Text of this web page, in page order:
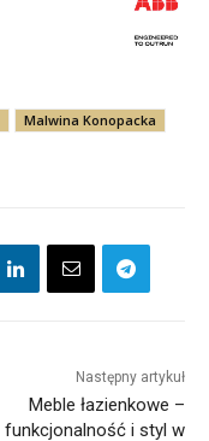
Malwina Konopacka
Następny artykuł
Meble łazienkowe –
funkcjonalność i styl w